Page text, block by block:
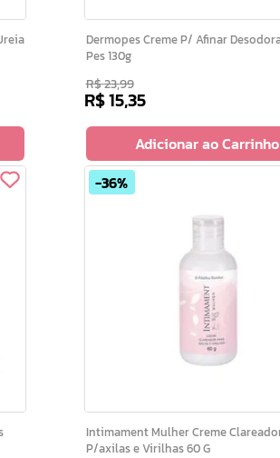
Dermopes Creme P/ Afinar Desodorante dos
Pes 130g
R$23,99
R$15,35
Adicionar ao Carrinho
36%
Intimament Mulher Creme Clareador
P/axilas e Virilhas 60 G